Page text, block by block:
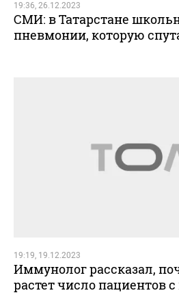
19:36, 26.12.2023
СМИ: в Татарстане
пневмонии, которую
19:19, 19.12.2023
Иммунолог рассказал,
растет число пациентов